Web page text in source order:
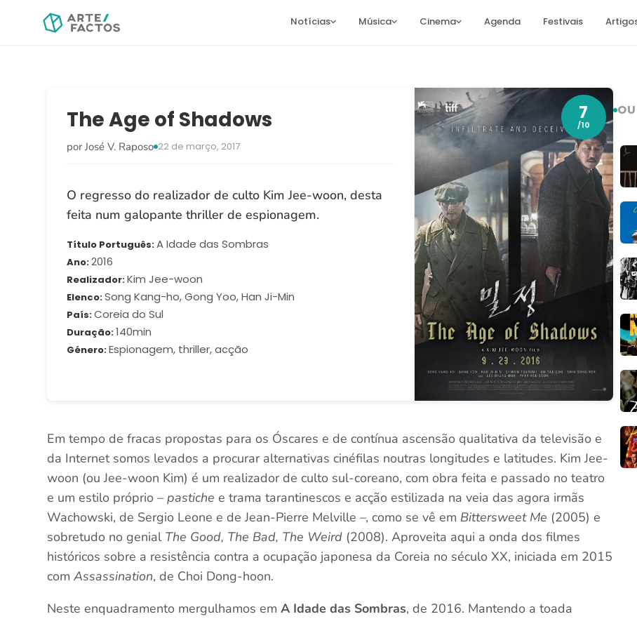
Notícias Música Cinema Agenda Festivais
The Age of Shadows
por José V. Raposo 22 de março, 2017
O regresso do realizador de culto Kim Jee-woon, desta
feita num galopante thriller de espionagem.
Título Português A Idade das Sombras
Ano 2016
Realizador Kim Jee-woon
Elenco Song Kang-ho, Gong Yoo, Han Ji-Min
País Coreia do Sul
Duração 140min
Género Espionagem, thriller, acção
7
/10
Em tempo de fracas propostas para os Óscares e de contínua ascensão qualitativa da televisão e
da Internet somos levados a procurar alternativas cinéfilas noutras longitudes e latitudes. Kim Jee-
woon (ou Jee-woon Kim) é um realizador de culto sul-coreano, com obra feita e passado no teatro
e um estilo próprio –pastichee trama tarantinescos e acção estilizada na veia das agora irmãs
Wachowski, de Sergio Leone e de Jean-Pierre Melville –, como se vê em Bittersweet Me (2005) e
sobretudo no genialThe Good, The Bad, The Weird (2008). Aproveita aqui a onda dos filmes
históricos sobre a resistência contra a ocupação japonesa da Coreia no século XX, iniciada em 2015
comAssassination, de Choi Dong-hoon.
Neste enquadramento mergulhamos emA Idade das Sombras, de 2016. Mantendo a toada